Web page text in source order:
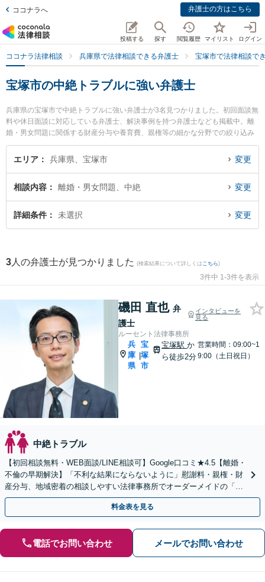
ココナラへ 弁護士の方はこちら
投稿する 探す 閲覧履歴 マイリスト ログイン
ココナラ法律相談 兵庫県で法律相談できる弁護士 宝塚市で法律相談で
宝塚市の中絶トラブルに強い弁護士
兵庫県の宝塚市で中絶トラブルに強い弁護士が3名見つかりました。初回面談無
料や休日面談に対応している弁護士、解決事例を持つ弁護士なども掲載中。離
婚・男女問題に関係する財産分与や養育費、親権等の細かな分野での絞り込み
検索もでき便利です。特にルーセント法律事務所の磯田 直也弁護士や宝塚とも
り法律事務所の佐藤 英生弁護士、ルーセント法律事務所の前田 修平弁護士のプ
『中絶トラブルのトラブル解決の実績豊富な近くの弁護士を検索したい』『初
回相談無料で中絶トラブルを法律相談できる宝塚市内の弁護士に相談予約した
い』などでお困りの相談者さんにおすすめです。
エリア 兵庫県、宝塚市 変更
相談内容 離婚・男女問題、中絶 変更
詳細条件 未選択 変更
3 人の弁護士が見つかりました (検索結果について詳しくは こちら)
3件中 1-3件を表示
磯田 直也 弁
護士
インタビューを
見る
ルーセント法律事務所
兵
庫
県
|
宝
塚
市
宝塚駅か
ら徒歩2分
営業時間：09:00~1
9:00（土日祝日）
中絶トラブル
【初回相談無料・WEB面談/LINE相談可】Google口コミ★4.5【離婚・
不倫の早期解決】「不利な結果にならないように」慰謝料・親権・財
産分与、地域密着の相談しやすい法律事務所でオーダーメイドの「後
悔しない」解決を【夜間休日対応】
料金表を見る
電話でお問い合わせ メールでお問い合わせ